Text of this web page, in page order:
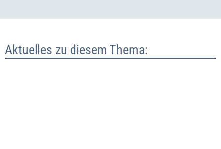
Aktuelles zu diesem Thema: